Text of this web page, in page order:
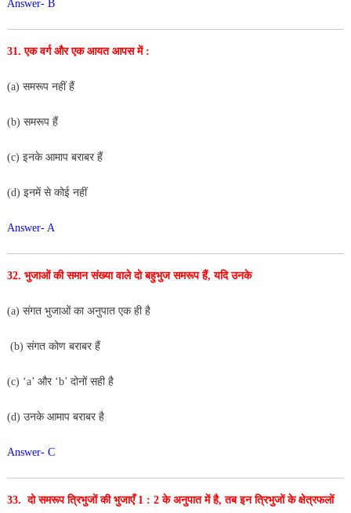
Answer- B
31. एक वर्ग और एक आयत आपस में :
(a) समरूप नहीं हैं
(b) समरूप हैं
(c) इनके आमाप बराबर हैं
(d) इनमें से कोई नहीं
Answer- A
32. भुजाओं की समान संख्या वाले दो बहुभुज समरूप हैं, यदि उनके
(a) संगत भुजाओं का अनुपात एक ही है
(b) संगत कोण बराबर हैं
(c) ‘a’ और ‘b’ दोनों सही है
(d) उनके आमाप बराबर है
Answer- C
33. दो समरूप त्रिभुजों की भुजाएँ 1 : 2 के अनुपात में है, तब इनत्रिभुजों के क्षेत्रफलों